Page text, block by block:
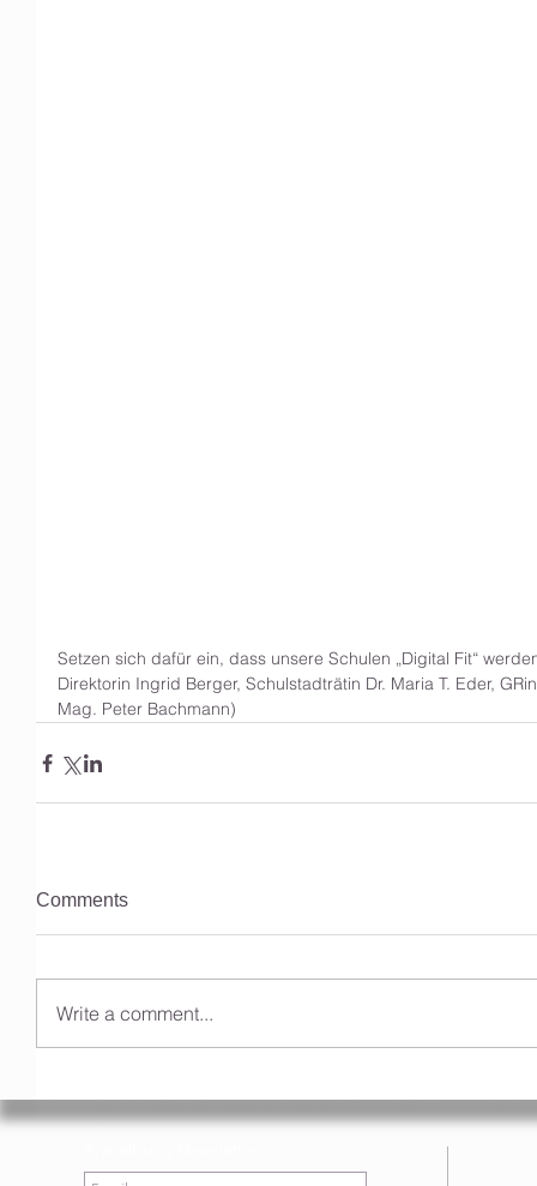
Setzen sich dafür ein, dass unsere Schulen „Digital Fit“
Direktorin Ingrid Berger, Schulstadträtin Dr. Maria T. Eder,
Mag. Peter Bachmann)
Comments
Write a comment...